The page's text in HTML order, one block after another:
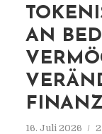
AN
16. Juli 2026